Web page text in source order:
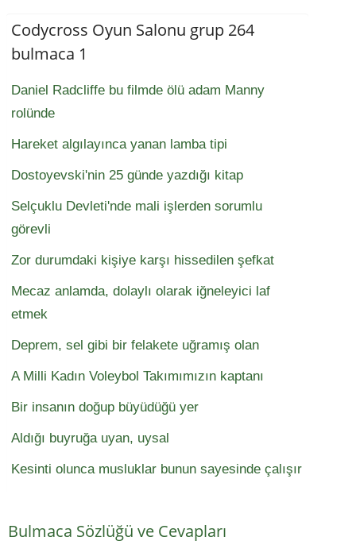
Codycross Oyun Salonu grup 264
bulmaca 1
Daniel Radcliffe bu filmde ölü adam Manny
rolünde
Hareket algılayınca yanan lamba tipi
Dostoyevski'nin 25 günde yazdığı kitap
Selçuklu Devleti'nde mali işlerden sorumlu
görevli
Zor durumdaki kişiye karşı hissedilen şefkat
Mecaz anlamda, dolaylı olarak iğneleyici laf
etmek
Deprem, sel gibi bir felakete uğramış olan
A Milli Kadın Voleybol Takımımızın kaptanı
Bir insanın doğup büyüdüğü yer
Aldığı buyruğa uyan, uysal
Kesinti olunca musluklar bunun sayesinde çalışır
Bulmaca Sözlüğü ve Cevapları